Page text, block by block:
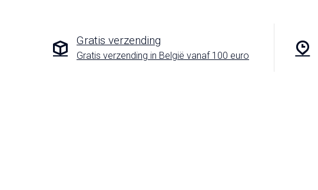
Gratis verzending
Gratis verzending in België vanaf 100 euro